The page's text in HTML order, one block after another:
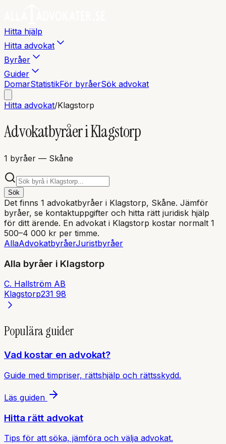
Hitta hjälp
Hitta advokat
Byråer
Guider
DomarStatistikFör byråerSök advokat
Hitta advokat/Klagstorp
Advokatbyråer iKlagstorp
1 byråer — Skåne
Sök
Det finns 1 advokatbyråer i Klagstorp, Skåne. Jämför
byråer, se kontaktuppgifter och hitta rätt juridisk hjälp
för ditt ärende. En advokat i Klagstorp kostar normalt 1
500–4 000 kr per timme.
AllaAdvokatbyråerJuristbyråer
Alla byråer i Klagstorp
C. Hallström AB
Klagstorp231 98
Populära guider
Vad kostar en advokat?
Guide med timpriser, rättshjälp och rättsskydd.
Läs guiden
Hitta rätt advokat
Tips för att söka, jämföra och välja advokat.